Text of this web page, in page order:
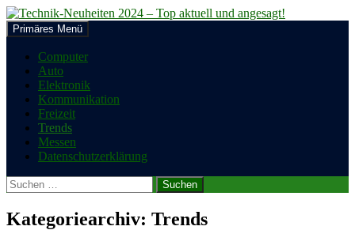
Zum
Inhalt
springen
Technik-Neuheiten 2024 – Top
aktuell und angesagt!
Suchen
Primäres Menü
Computer
Auto
Elektronik
Kommunikation
Freizeit
Trends
Messen
Datenschutzerklärung
Suchen
nach:
Kategoriearchiv: Trends